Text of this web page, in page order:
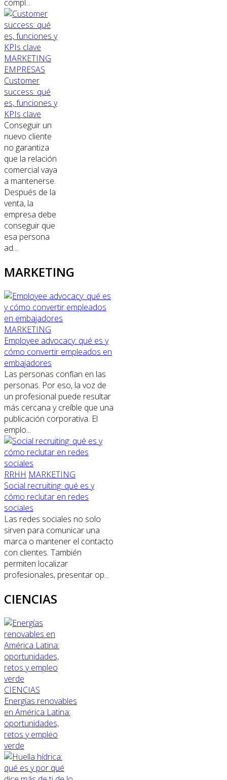
compl...
MARKETING
EMPRESAS
Customer
success: qué
es, funciones y
KPIs clave
Conseguir un
nuevo cliente
no garantiza
que la relación
comercial vaya
a mantenerse.
Después de la
venta, la
empresa debe
conseguir que
esa persona
ad...
MARKETING
MARKETING
Employee advocacy: qué es y
cómo convertir empleados en
embajadores
Las personas confían en las
personas. Por eso, la voz de
un profesional puede resultar
más cercana y creíble que una
publicación corporativa. El
emplo...
RRHH MARKETING
Social recruiting: qué es y
cómo reclutar en redes
sociales
Las redes sociales no solo
sirven para comunicar una
marca o mantener el contacto
con clientes. También
permiten localizar
profesionales, presentar op...
CIENCIAS
CIENCIAS
Energías renovables
en América Latina:
oportunidades,
retos y empleo
verde